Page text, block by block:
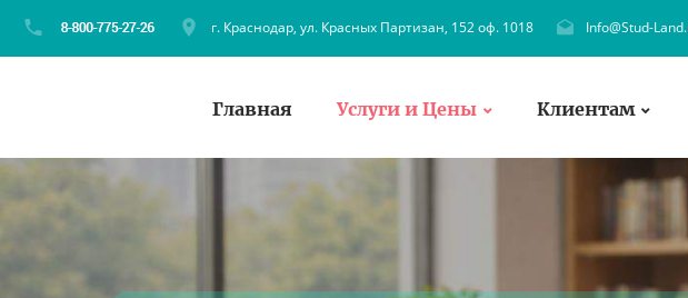
г. Краснодар, ул. Красных Партизан, 152 оф. 1018 Info@Stud-
Главная Услуги и Цены Клиентам